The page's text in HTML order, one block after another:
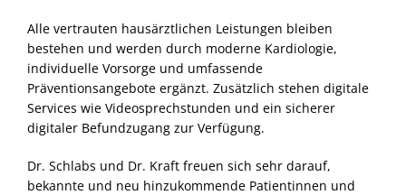
Alle vertrauten hausärztlichen Leistungen bleiben
bestehen und werden durch moderne Kardiologie,
individuelle Vorsorge und umfassende
Präventionsangebote ergänzt. Zusätzlich stehen digitale
Services wie Videosprechstunden und ein sicherer
digitaler Befundzugang zur Verfügung.
Dr. Schlabs und Dr. Kraft freuen sich sehr darauf,
bekannte und neu hinzukommende Patientinnen und